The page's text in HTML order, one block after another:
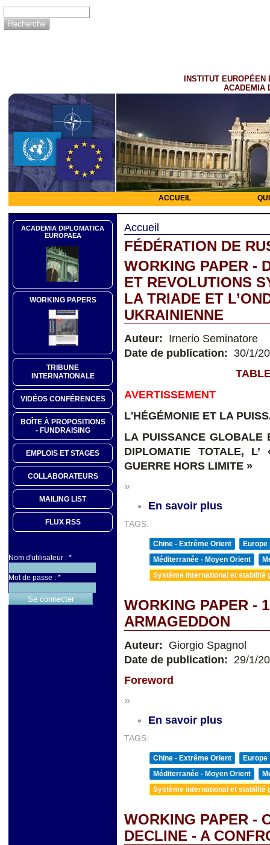
INSTITUT EUROPÉEN
ACADEMIA
ACCUEIL
ACADEMIA DIPLOMATICA
EUROPAEA
WORKING PAPERS
TRIBUNE
INTERNATIONALE
VIDÉOS CONFÉRENCES
BOÎTE À PROPOSITIONS
- FUNDRAISING
EMPLOIS ET STAGES
COLLABORATEURS
MAILING LIST
FLUX RSS
Nom d'utilisateur : *
Mot de passe : *
Accueil
FÉDÉRATION DE
WORKING PAPER -
ET REVOLUTIONS
LA TRIADE ET
UKRAINIENNE
Auteur: Irnerio Seminatore
Date de publication: 30/1/
AVERTISSEMENT
L'HÉGÉMONIE ET LA
LA PUISSANCE GLOBALE
DIPLOMATIE TOTALE,
GUERRE HORS LIMITE »
»
En savoir plus
TAGS:
Chine - Extrême Orient
Europe
Méditerranée - Moyen Orient
Système international et stabilité
WORKING PAPER -
ARMAGEDDON
Auteur: Giorgio Spagnol
Date de publication: 29/1/
Foreword
»
En savoir plus
TAGS:
Chine - Extrême Orient
Europe
Méditerranée - Moyen Orient
Système international et stabilité
WORKING PAPER -
DECLINE - A